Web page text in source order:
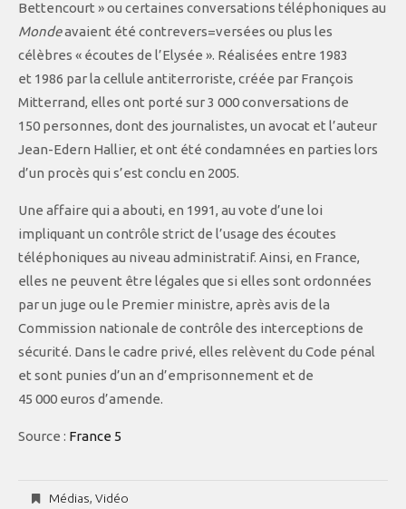
Bettencourt » ou certaines conversations téléphoniques au
Mondeavaient été contrevers=versées ou plus les
célèbres « écoutes de l’Elysée ». Réalisées entre 1983
et 1986 par la cellule antiterroriste, créée par François
Mitterrand, elles ont porté sur 3 000 conversations de
150 personnes, dont des journalistes, un avocat et l’auteur
Jean-Edern Hallier, et ont été condamnées en parties lors
d’un procès qui s’est conclu en 2005.
Une affaire qui a abouti, en 1991, au vote d’une loi
impliquant un contrôle strict de l’usage des écoutes
téléphoniques au niveau administratif. Ainsi, en France,
elles ne peuvent être légales que si elles sont ordonnées
par un juge ou le Premier ministre, après avis de la
Commission nationale de contrôle des interceptions de
sécurité. Dans le cadre privé, elles relèvent du Code pénal
et sont punies d’un an d’emprisonnement et de
45 000 euros d’amende.
Source : France 5
Médias, Vidéo